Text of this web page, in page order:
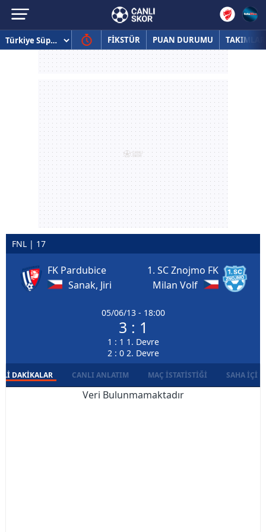
FİKSTÜR PUAN DURUMU TAKIMLAR
FNL | 17
FK Pardubice
Sanak, Jiri
05/06/13 - 18:00
3 : 1
1 : 1 1. Devre
2 : 0 2. Devre
1. SC Znojmo FK
Milan Volf
DAKIKALAR CANLI ANLATIM MAÇ İSTATISTIĞI SAHA İÇI
Veri Bulunmamaktadır